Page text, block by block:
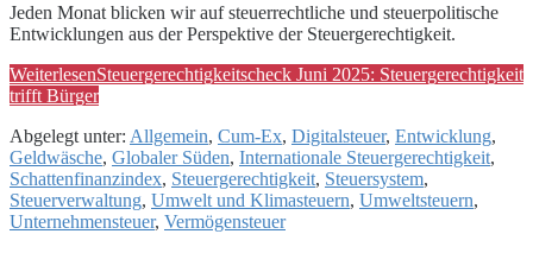
Jeden Monat blicken wir auf steuerrechtliche und steuerpolitische
Entwicklungen aus der Perspektive der Steuergerechtigkeit.
WeiterlesenSteuergerechtigkeitscheck Juni 2025: Steuergerechtigkeit
trifft Bürger
Abgelegt unter: Allgemein, Cum-Ex, Digitalsteuer, Entwicklung,
Geldwäsche, Globaler Süden, Internationale Steuergerechtigkeit,
Schattenfinanzindex, Steuergerechtigkeit, Steuersystem,
Steuerverwaltung, Umwelt und Klimasteuern, Umweltsteuern,
Unternehmensteuer, Vermögensteuer